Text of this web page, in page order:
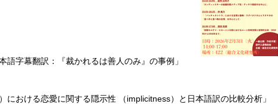
語字幕翻訳：『裁かれるは善人のみ』の事例」
における恋愛に関する隠示性 （implicitness）と日本語訳の比較分析」